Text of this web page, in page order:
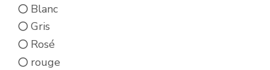
Blanc
Gris
Rosé
rouge